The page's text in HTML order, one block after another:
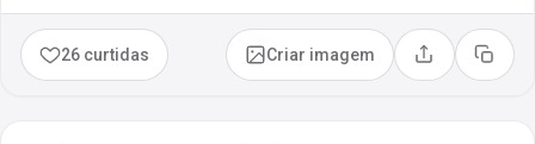
26 curtidas Criar imagem Compartilhar
Copiar